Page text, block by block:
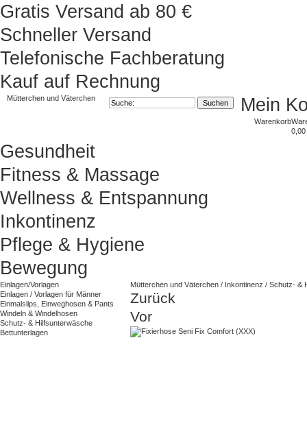
Gratis Versand ab 80 €
Schneller Versand
Telefonische Fachberatung
Kauf auf Rechnung
Mütterchen und Väterchen Mein
Warenkorb
0,00
Gesundheit
Fitness & Massage
Wellness & Entspannung
Inkontinenz
Pflege & Hygiene
Bewegung
Einlagen/Vorlagen
Einlagen / Vorlagen für Männer
Einmalslips, Einweghosen & Pants
Windeln & Windelhosen
Schutz- & Hilfsunterwäsche
Bettunterlagen
Mütterchen und Väterchen / Inkontinenz / Schutz- &
Zurück
Vor